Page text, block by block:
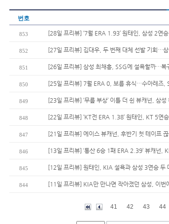
번호
853 [28일 프리뷰] ‘7월 ERA 1.93’ 원태인, 삼성 2연
852 [27일 프리뷰] 김대우, 두 번째 대체 선발 기회…
851 [26일 프리뷰] 삼성 최채흥, SSG에 설욕할까…복
850 [25일 프리뷰] 7월 ERA 0, 보름 휴식…수아레즈,
849 [23일 프리뷰] ‘무릎 부상’ 이틀 더 쉰 뷰캐넌, 삼
848 [22일 프리뷰] ‘KT전 ERA 1.38’ 원태인, KT 5연
847 [21일 프리뷰] 에이스 뷰캐넌, 후반기 첫 테이프
846 [13일 프리뷰] ‘통산 6승 1패 ERA 2.39’ 뷰캐넌,
845 [12일 프리뷰] 원태인, KIA 설욕과 삼성 3연승 두
844 [11일 프리뷰] KIA만 만나면 작아졌던 삼성, 이번
41 42 43 44